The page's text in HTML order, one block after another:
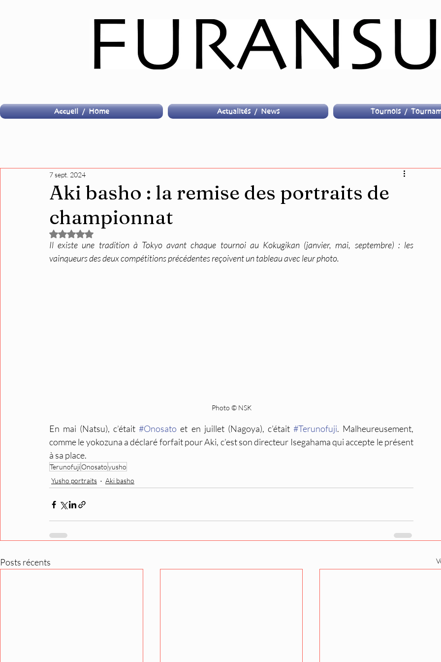
Accueil / Home Actualités / News Tournois /
Aki basho : la remise des portraits de
championnat
7 sept. 2024
Noté NaN étoiles sur 5.
Il existe une tradition à Tokyo avant chaque tournoi au Kokugikan (janvier, mai, septembre) : les
vainqueurs des deux compétitions précédentes reçoivent un tableau avec leur photo.
Photo © NSK
En mai (Natsu), c’était #Onosato et en juillet (Nagoya), c’était #Terunofuji. Malheureusement,
comme le yokozuna a déclaré forfait pour Aki, c’est son directeur Isegahama qui accepte le présent
à sa place.
TerunofujiOnosatoyusho
Yusho portraits
Aki basho
Posts récents